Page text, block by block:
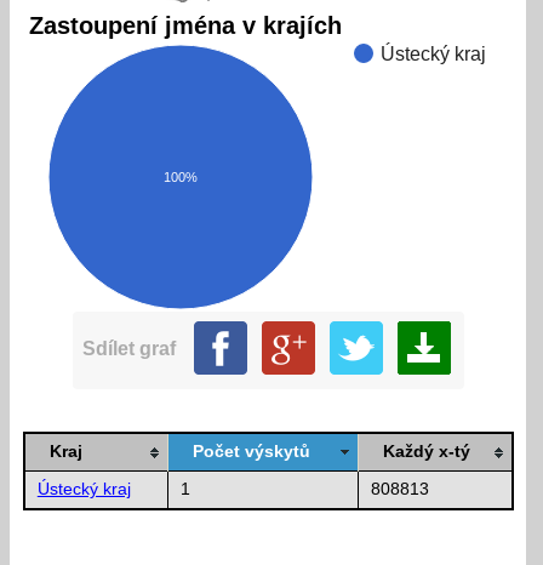
Zastoupení jména v krajích
Ústecký kraj
100%
Sdílet graf
Kraj Počet výskytů Každý x-tý
Ústecký kraj 1 808813